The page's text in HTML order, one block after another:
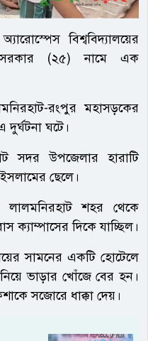
বিশ্ববিদ্যালয়ের
সরকার (২৫) নামে এক
রংপুর মহাসড়কের
ঘটে।
সদর উপজেলার হারাটি
ছেলে।
লালমনিরহাট শহর থেকে
ক্যাম্পাসের দিকে যাচ্ছিল।
সামনের একটি হোটেলে
ভাড়ার খোঁজে বের হন।
সজোরে ধাক্কা দেয়।